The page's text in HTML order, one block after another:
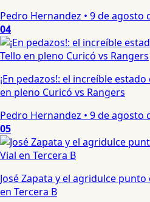
Pedro Hernandez • 9 de agosto
04
¡En pedazos!: el increíble
en pleno Curicó vs Rangers
Pedro Hernandez • 9 de agosto
05
José Zapata y el agridulce
en Tercera B